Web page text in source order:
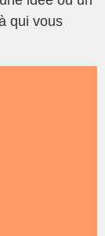
qui vous